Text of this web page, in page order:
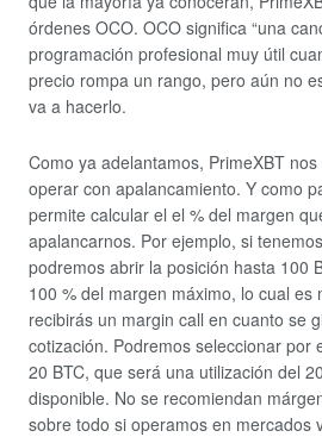
órdenes OCO. OCO significa “una
programación profesional muy útil
precio rompa un rango, pero aún no
va a hacerlo.
Como ya adelantamos, PrimeXBT
operar con apalancamiento. Y como
permite calcular el el % del margen
apalancarnos. Por ejemplo, si
podremos abrir la posición hasta 100
100 % del margen máximo, lo cual es
recibirás un margin call en cuanto se
cotización. Podremos seleccionar por
20 BTC, que será una utilización del
disponible. No se recomiendan
sobre todo si operamos en mercados